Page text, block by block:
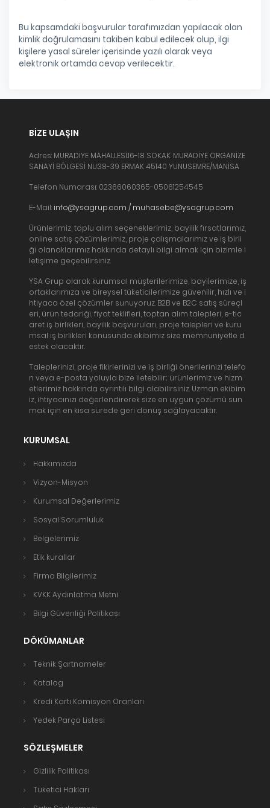
Bu kapsamdaki başvurular tarafımızdan yapılacak olan
kimlik doğrulamasını takiben kabul edilecek olup, ilgi
kişilere yasal süreler içerisinde yazılı olarak veya
elektronik ortamda cevap verilecektir.
BIZE ULAŞIN
Adres: MURADİYE MAHALLESİ.16-18 SOKAK. MURADİYE ORGANİZE
SANAYİ BÖLGESİ NU:38-39 ERMAK 45140 YUNUSEMRE/MANİSA
Telefon Numarası: 02366060365-05061254545
E-Mail: info@ysagrup.com / muhasebe@ysagrup.com
Ürünlerimiz, toplu alım seçeneklerimiz, bayilik fırsatlarımız,
online satış çözümlerimiz, proje çalışmalarımız ve iş birli
ği olanaklarımız hakkında detaylı bilgi almak için bizimle i
letişime geçebilirsiniz.
YSA Grup olarak kurumsal müşterilerimize, bayilerimize, iş
ortaklarımıza ve bireysel tüketicilerimize güvenilir, hızlı ve i
htiyaca özel çözümler sunuyoruz. B2B ve B2C satış süreçl
eri, ürün tedariği, fiyat teklifleri, toptan alım talepleri, e-tic
aret iş birlikleri, bayilik başvuruları, proje talepleri ve kuru
msal iş birlikleri konusunda ekibimiz size memnuniyetle d
estek olacaktır.
Taleplerinizi, proje fikirlerinizi ve iş birliği önerilerinizi telefo
n veya e-posta yoluyla bize iletebilir; ürünlerimiz ve hizm
etlerimiz hakkında ayrıntılı bilgi alabilirsiniz. Uzman ekibim
iz, ihtiyacınızı değerlendirerek size en uygun çözümü sun
mak için en kısa sürede geri dönüş sağlayacaktır.
KURUMSAL
Hakkımızda
Vizyon-Misyon
Kurumsal Değerlerimiz
Sosyal Sorumluluk
Belgelerimiz
Etik kurallar
Firma Bilgilerimiz
KVKK Aydınlatma Metni
Bilgi Güvenliği Politikası
DÖKÜMANLAR
Teknik Şartnameler
Katalog
Kredi Kartı Komisyon Oranları
Yedek Parça Listesi
SÖZLEŞMELER
Gizlilik Politikası
Tüketici Hakları